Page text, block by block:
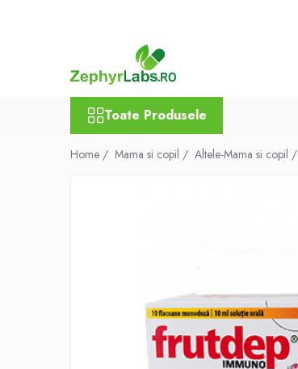
Alimentatie sanatoasa
Suplimente alimentare copii
Toate Produsele
Home / Mama si copil / Altele-Mama si copil /